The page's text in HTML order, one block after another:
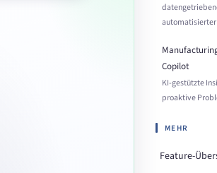
Copilot
KI-gestützte
proaktive
MEHR
Feature-